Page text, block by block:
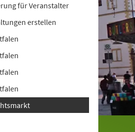
für Veranstalter
erstellen